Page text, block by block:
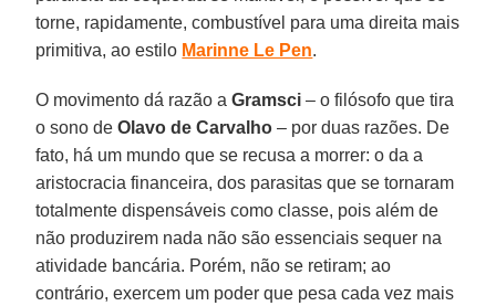
torne, rapidamente, combustível para uma direita mais
primitiva, ao estilo Marinne Le Pen.
O movimento dá razão aGramsci – o filósofo que tira
o sono deOlavo de Carvalho – por duas razões. De
fato, há um mundo que se recusa a morrer: o da a
aristocracia financeira, dos parasitas que se tornaram
totalmente dispensáveis como classe, pois além de
não produzirem nada não são essenciais sequer na
atividade bancária. Porém, não se retiram; ao
contrário, exercem um poder que pesa cada vez mais